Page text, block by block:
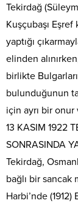
Tekirdağ
Kuşçubaşı
yaptığı
elinden
birlikte
bulunduğunun
için ayrı bir onur
13 KASIM 1922
SONRASINDA
Tekirdağ,
bağlı bir sancak
Harbi’nde